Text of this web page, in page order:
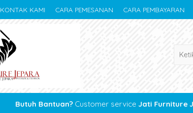
KONTAK KAMI CARA PEMESANAN CARA PEMBAYARAN
Butuh Bantuan? Customer service Jati Furniture